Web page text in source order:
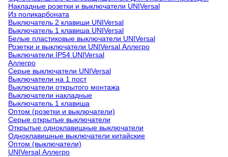
Накладные розетки и выключатели UNIVersal
Из поликарбоната
Выключатель 2 клавиши UNIVersal
Выключатель 1 клавиша UNIVersal
Белые пластиковые выключатели UNIVersal
Розетки и выключатели UNIVersal Аллегро
Выключатели IP54 UNIVersal
Аллегро
Серые выключатели UNIVersal
Выключатели на 1 пост
Выключатели открытого монтажа
Выключатели накладные
Выключатель 1 клавиша
Оптом (розетки и выключатели)
Серые открытые выключатели
Открытые одноклавишные выключатели
Одноклавишные выключатели китайские
Оптом (выключатели)
UNIVersal Аллегро